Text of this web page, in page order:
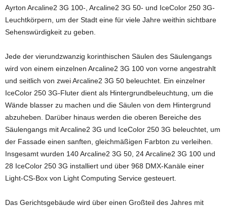
Ayrton Arcaline2 3G 100-, Arcaline2 3G 50- und IceColor 250 3G-
Leuchtkörpern, um der Stadt eine für viele Jahre weithin sichtbare
Sehenswürdigkeit zu geben.
Jede der vierundzwanzig korinthischen Säulen des Säulengangs
wird von einem einzelnen Arcaline2 3G 100 von vorne angestrahlt
und seitlich von zwei Arcaline2 3G 50 beleuchtet. Ein einzelner
IceColor 250 3G-Fluter dient als Hintergrundbeleuchtung, um die
Wände blasser zu machen und die Säulen von dem Hintergrund
abzuheben. Darüber hinaus werden die oberen Bereiche des
Säulengangs mit Arcaline2 3G und IceColor 250 3G beleuchtet, um
der Fassade einen sanften, gleichmäßigen Farbton zu verleihen.
Insgesamt wurden 140 Arcaline2 3G 50, 24 Arcaline2 3G 100 und
28 IceColor 250 3G installiert und über 968 DMX-Kanäle einer
Light-CS-Box von Light Computing Service gesteuert.
Das Gerichtsgebäude wird über einen Großteil des Jahres mit